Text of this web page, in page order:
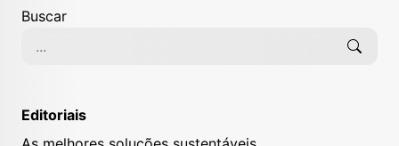
Buscar
Editoriais